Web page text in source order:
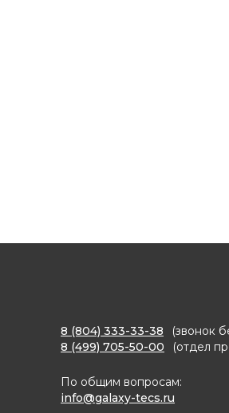
8 (804) 333-33-38
(звонок
8 (499) 705-50-00
(отдел
По общим вопросам:
info@galaxy-tecs.ru